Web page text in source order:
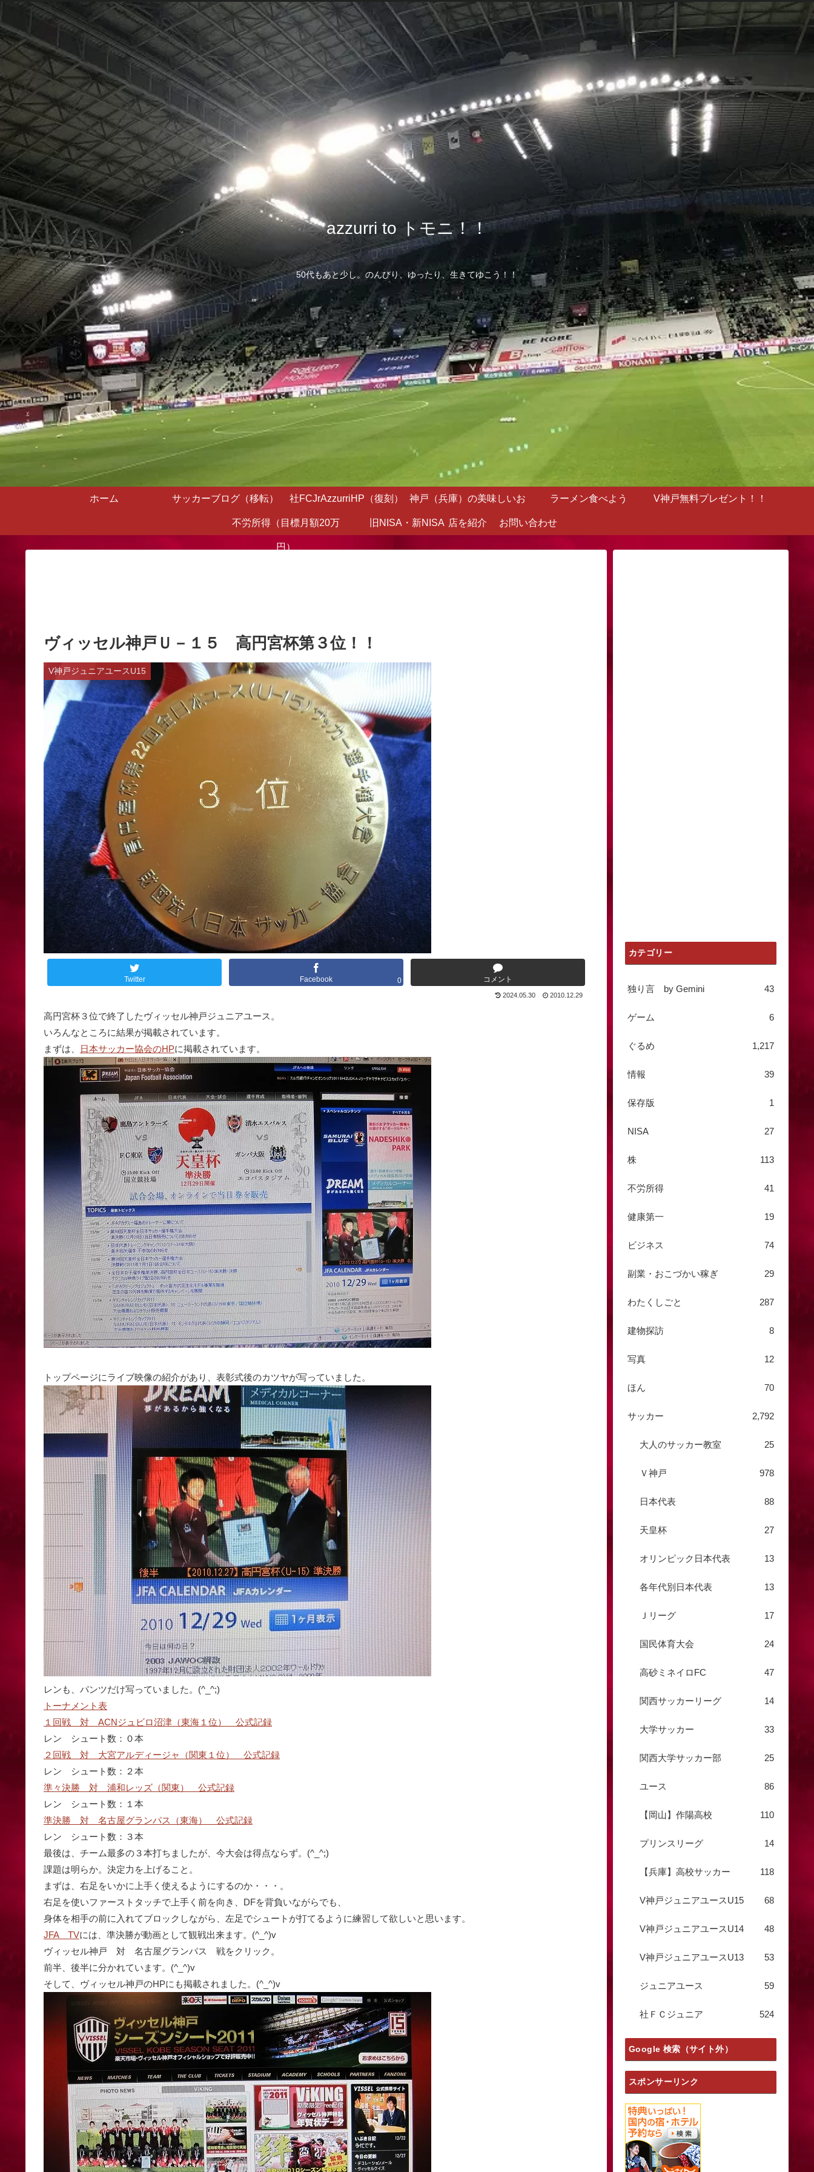
azzurri to トモニ！！
50代もあと少し。のんびり、ゆったり、生きてゆこう！！
ホーム サッカーブログ（移転） 社FCJrAzzurriHP（復刻） 神戸（兵庫）の美味しいお
店を紹介
ラーメン食べよう V神戸無料プレゼント！！
不労所得（目標月額20万
円）
旧NISA・新NISA お問い合わせ
ヴィッセル神戸Ｕ－１５ 高円宮杯第３位！！
V神戸ジュニアユースU15
Twitter Facebook 0 コメント
2024.05.30 2010.12.29
高円宮杯３位で終了したヴィッセル神戸ジュニアユース。
いろんなところに結果が掲載されています。
まずは、
日本サッカー協会のHPに掲載されています。
トップページにライブ映像の紹介があり、表彰式後のカツヤが写っていました。
レンも、パンツだけ写っていました。(^_^;)
トーナメント表
１回戦 対 ACNジュビロ沼津（東海１位） 公式記録
レン シュート数：０本
２回戦 対 大宮アルディージャ（関東１位） 公式記録
レン シュート数：２本
準々決勝 対 浦和レッズ（関東） 公式記録
レン シュート数：１本
準決勝 対 名古屋グランパス（東海） 公式記録
レン シュート数：３本
最後は、チーム最多の３本打ちましたが、今大会は得点ならず。(^_^;)
課題は明らか。決定力を上げること。
まずは、右足をいかに上手く使えるようにするのか・・・。
右足を使いファーストタッチで上手く前を向き、DFを背負いながらでも、
身体を相手の前に入れてブロックしながら、左足でシュートが打てるように練習して欲しいと思います。
JFA TVには、準決勝が動画として観戦出来ます。(^_^)v
ヴィッセル神戸 対 名古屋グランパス 戦をクリック。
前半、後半に分かれています。(^_^)v
そして、ヴィッセル神戸のHPにも掲載されました。(^_^)v
カテゴリー
独り言 by Gemini 43
ゲーム 6
ぐるめ 1,217
情報 39
保存版 1
NISA 27
株 113
不労所得 41
健康第一 19
ビジネス 74
副業・おこづかい稼ぎ 29
わたくしごと 287
建物探訪 8
写真 12
ほん 70
サッカー 2,792
大人のサッカー教室 25
Ｖ神戸 978
日本代表 88
天皇杯 27
オリンピック日本代表 13
各年代別日本代表 13
Ｊリーグ 17
国民体育大会 24
高砂ミネイロFC 47
関西サッカーリーグ 14
大学サッカー 33
関西大学サッカー部 25
ユース 86
【岡山】作陽高校 110
プリンスリーグ 14
【兵庫】高校サッカー 118
V神戸ジュニアユースU15 68
V神戸ジュニアユースU14 48
V神戸ジュニアユースU13 53
ジュニアユース 59
社ＦＣジュニア 524
Google 検索（サイト外）
スポンサーリンク